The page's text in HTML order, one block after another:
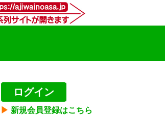
ログイン
▶︎ 新規会員登録はこちら